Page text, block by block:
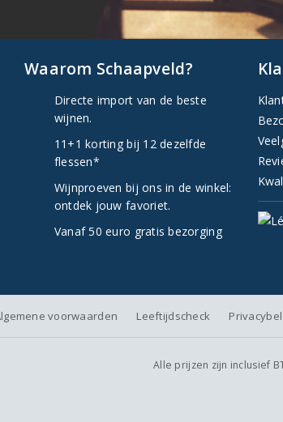
Waarom Schaapveld?
Directe import van de beste
wijnen.
11+1 korting bij 12 dezelfde
flessen*
Wijnproeven bij ons in de winkel:
ontdek jouw favoriet.
Vanaf 50 euro gratis bezorging
voorwaarden Leeftijdscheck
Alle prijzen zijn inclusief